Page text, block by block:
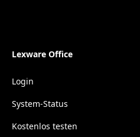
Lexware Office
Login
System-Status
Kostenlos testen